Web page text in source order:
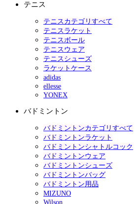
テニス
テニスカテゴリすべて
テニスラケット
テニスボール
テニスウェア
テニスシューズ
ラケットケース
adidas
ellesse
YONEX
バドミントン
バドミントンカテゴリすべて
バドミントンラケット
バドミントンシャトルコック
バドミントンウェア
バドミントンシューズ
バドミントンバッグ
バドミントン用品
MIZUNO
Wilson